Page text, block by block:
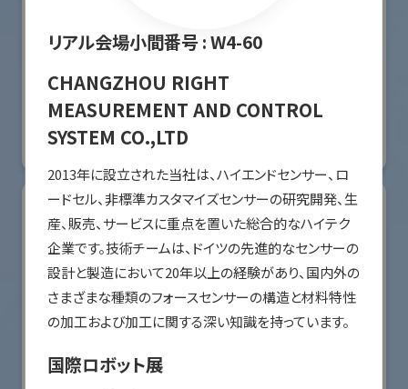
リアル会場小間番号 :W4-60
CHANGZHOU RIGHT
MEASUREMENT AND CONTROL
SYSTEM CO.,LTD
2013年に設⽴された当社は、ハイエンドセンサー、ロ
ードセル、⾮標準カスタマイズセンサーの研究開発、⽣
産、販売、サービスに重点を置いた総合的なハイテク
企業です。技術チームは、ドイツの先進的なセンサーの
設計と製造において20年以上の経験があり、国内外の
さまざまな種類のフォースセンサーの構造と材料特性
の加⼯および加⼯に関する深い知識を持っています。
国際ロボット展
国際ロボット展
リアル会場小間番号 : W2-36